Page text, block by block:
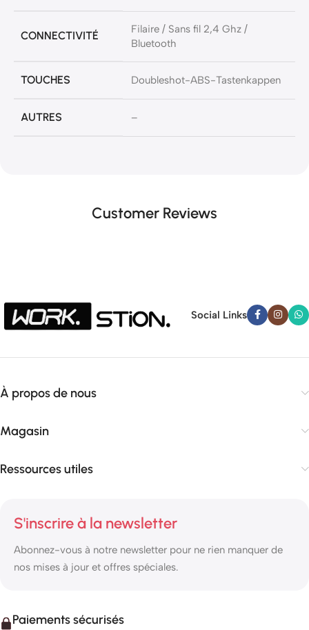
CONNECTIVITÉ
Filaire / Sans fil 2,4 Ghz /
Bluetooth
TOUCHES Doubleshot-ABS-Tastenkappen
AUTRES –
Customer Reviews
Social Links
À propos de nous
Magasin
Ressources utiles
S'inscrire à la newsletter
Abonnez-vous à notre newsletter pour ne rien manquer de
nos mises à jour et offres spéciales.
Paiements sécurisés